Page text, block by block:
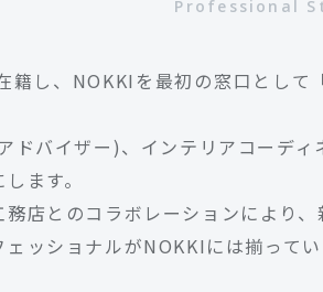
Professional
籍し、NOKKIを最初の窓口とし
ドバイザー)、インテリアコーデ
ます。
店とのコラボレーションにより
ッショナルがNOKKIには揃ってい